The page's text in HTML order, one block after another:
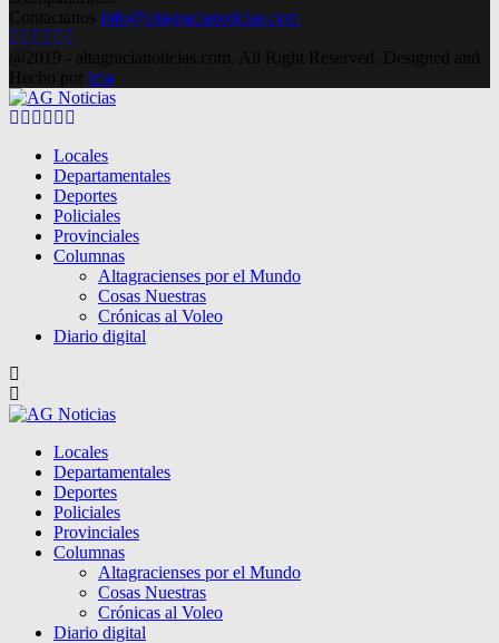
Contactanos info@altagracianoticias.com
Facebook
Twitter
Instagram
Pinterest
Google
@2019 - altagracianoticias.com. All Right Reserved. Designed and
Hecho por lma
Facebook
Twitter
Instagram
Pinterest
Google
Locales
Departamentales
Deportes
Policiales
Provinciales
Columnas
Altagracienses por el Mundo
Cosas Nuestras
Crónicas al Voleo
Diario digital
Locales
Departamentales
Deportes
Policiales
Provinciales
Columnas
Altagracienses por el Mundo
Cosas Nuestras
Crónicas al Voleo
Diario digital